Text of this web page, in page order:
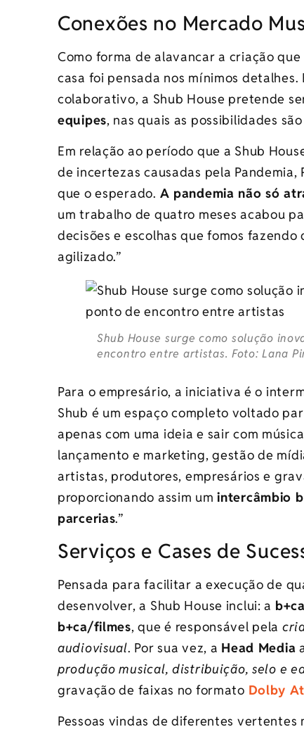
Conexões no Mercado
Como forma de alavancar a criação
casa foi pensada nos mínimos
colaborativo, a Shub House pretende
equipes, nas quais as possibilidades
Em relação ao período que a Shub
de incertezas causadas pela
que o esperado. A pandemia não só
um trabalho de quatro meses acabou
decisões e escolhas que fomos
agilizado.”
Shub House surge como solução
encontro entre artistas. Foto: Lana
Para o empresário, a iniciativa é o
Shub é um espaço completo voltado
apenas com uma ideia e sair com
lançamento e marketing, gestão de
artistas, produtores, empresários e
proporcionando assim umintercâmbio
parcerias.”
Serviços e Cases de
Pensada para facilitar a execução de
desenvolver, a Shub House inclui: a b+ca
b+ca/filmes, que é responsável pela
audiovisual. Por sua vez, a Head Media
produção musical, distribuição, selo e
gravação de faixas no formato Dolby
Pessoas vindas de diferentes